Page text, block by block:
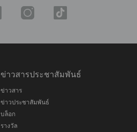
ข่าวสารประชาสัมพันธ์
ข่าวสาร
ข่าวประชาสัมพันธ์
บล็อก
รางวัล